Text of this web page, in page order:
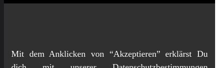
Mit dem Anklicken von “Akzeptieren” erklärst Du